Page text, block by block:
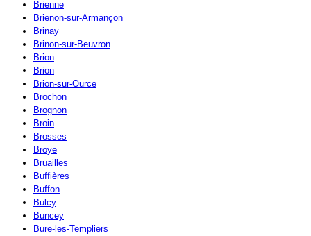
Brienne
Brienon-sur-Armançon
Brinay
Brinon-sur-Beuvron
Brion
Brion
Brion-sur-Ource
Brochon
Brognon
Broin
Brosses
Broye
Bruailles
Buffières
Buffon
Bulcy
Buncey
Bure-les-Templiers